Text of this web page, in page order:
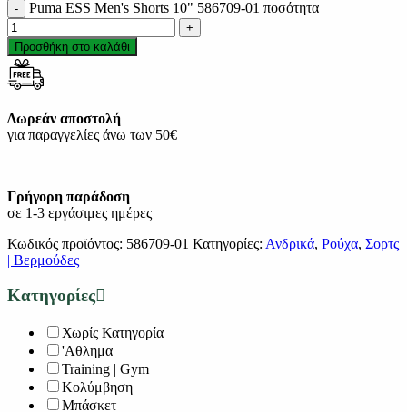
Puma ESS Men's Shorts 10" 586709-01 ποσότητα
Προσθήκη στο καλάθι
Δωρεάν αποστολή
για παραγγελίες άνω των 50€
Γρήγορη παράδοση
σε 1-3 εργάσιμες ημέρες
Κωδικός προϊόντος: 586709-01 Κατηγορίες: Ανδρικά, Ρούχα, Σορτς
| Βερμούδες
Κατηγορίες
Χωρίς Κατηγορία
'Αθλημα
Training | Gym
Κολύμβηση
Μπάσκετ